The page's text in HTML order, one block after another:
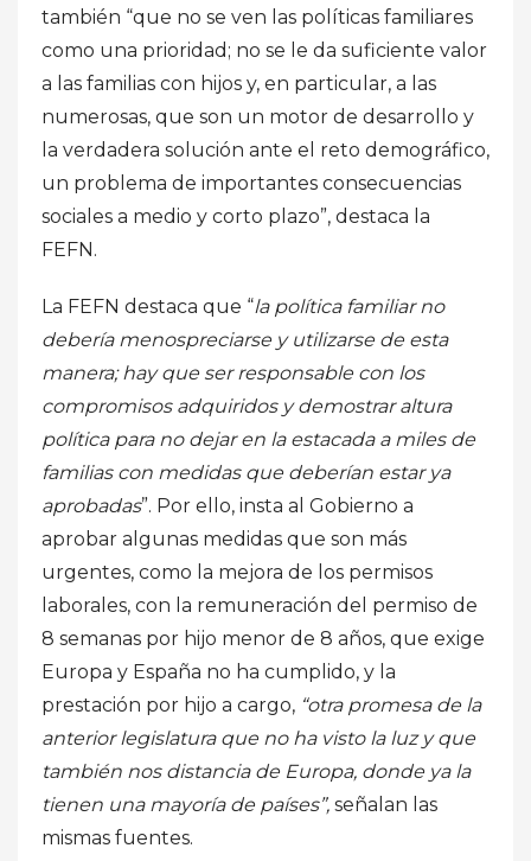
también “que no se ven las políticas familiares
como una prioridad; no se le da suficiente valor
a las familias con hijos y, en particular, a las
numerosas, que son un motor de desarrollo y
la verdadera solución ante el reto demográfico,
un problema de importantes consecuencias
sociales a medio y corto plazo”, destaca la
FEFN.
La FEFN destaca que “la política familiar no
debería menospreciarse y utilizarse de esta
manera; hay que ser responsable con los
compromisos adquiridos y demostrar altura
política para no dejar en la estacada a miles de
familias con medidas que deberían estar ya
aprobadas”. Por ello, insta al Gobierno a
aprobar algunas medidas que son más
urgentes, como la mejora de los permisos
laborales, con la remuneración del permiso de
8 semanas por hijo menor de 8 años, que exige
Europa y España no ha cumplido, y la
prestación por hijo a cargo, “otra promesa de la
anterior legislatura que no ha visto la luz y que
también nos distancia de Europa, donde ya la
tienen una mayoría de países”, señalan las
mismas fuentes.